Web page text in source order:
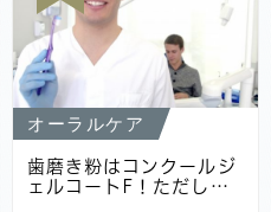
オーラルケア
歯磨き粉はコンクールジ
ェルコートF！ただし…